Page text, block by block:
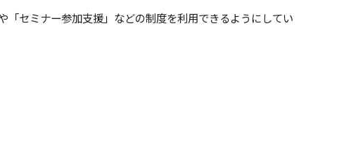
セミナー参加支援」などの制度を利用できるようにしてい